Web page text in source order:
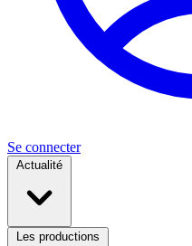
Se connecter
Actualité
Les productions